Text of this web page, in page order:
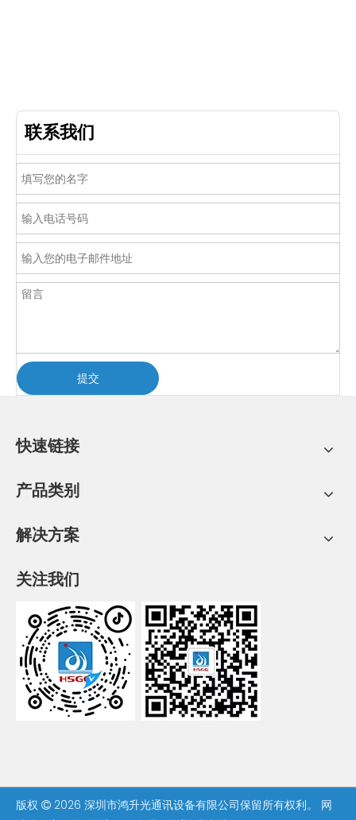
联系我们
提交
快速链接
产品类别
解决方案
关注我们
版权  2026 深圳市鸿升光通讯设备有限公司保留所有权利。 网